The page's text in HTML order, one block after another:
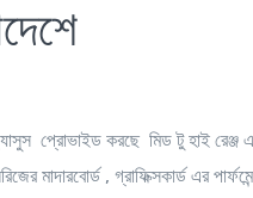
অ্যাসুস প্রোভাইড করছে মিড টু হাই
মাদারবোর্ড , গ্রাফিক্সকার্ড এর